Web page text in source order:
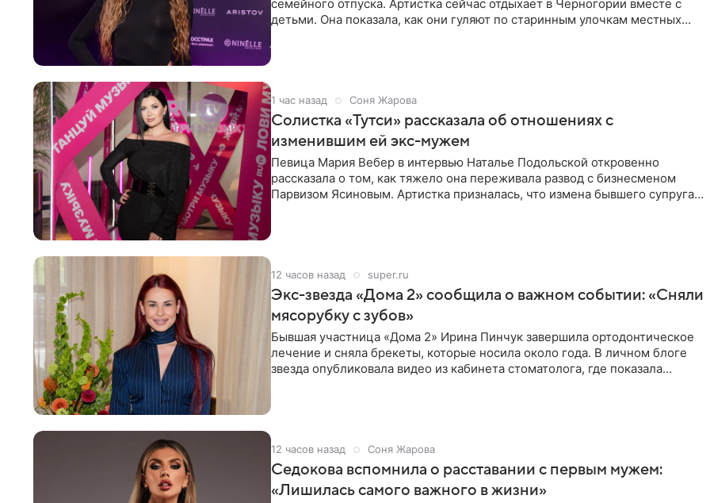
семейного отпуска. Артистка сейчас отдыхает в Черногории вместе с
детьми. Она показала, как они гуляют по старинным улочкам местных
1 час назад Соня Жарова
Солистка «Тутси» рассказала об отношениях с
изменившим ей экс-мужем
Певица Мария Вебер в интервью Наталье Подольской откровенно
рассказала о том, как тяжело она переживала развод с бизнесменом
Парвизом Ясиновым. Артистка призналась, что измена бывшего супруга
12 часов назад super.ru
Экс-звезда «Дома 2» сообщила о важном событии: «Сняли
мясорубку с зубов»
Бывшая участница «Дома 2» Ирина Пинчук завершила ортодонтическое
лечение и сняла брекеты, которые носила около года. В личном блоге
звезда опубликовала видео из кабинета стоматолога, где показала
12 часов назад Соня Жарова
Седокова вспомнила о расставании с первым мужем:
«Лишилась самого важного в жизни»